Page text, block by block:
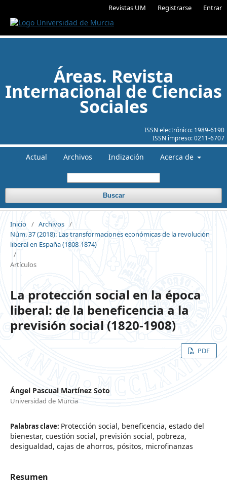
Revistas UM Registrarse Entrar
ISSN electrónico: 1989-6190
ISSN impreso:0211-6707
Áreas. Revista
Internacional de Ciencias
Sociales
Actual Archivos Indización Acerca de
Buscar
Inicio / Archivos /
Núm. 37 (2018): Las transformaciones económicas de la revolución
liberal en España (1808-1874)
/
Artículos
La protección social en la época
liberal: de la beneficencia a la
previsión social (1820-1908)
PDF
Ángel Pascual Martínez Soto
Universidad de Murcia
Palabras clave: Protección social, beneficencia, estado del
bienestar, cuestión social, previsión social, pobreza,
desigualdad, cajas de ahorros, pósitos, microfinanzas
Resumen